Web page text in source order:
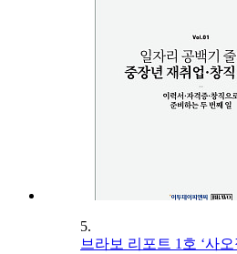
5.
브라보 리포트 1호 ‘사